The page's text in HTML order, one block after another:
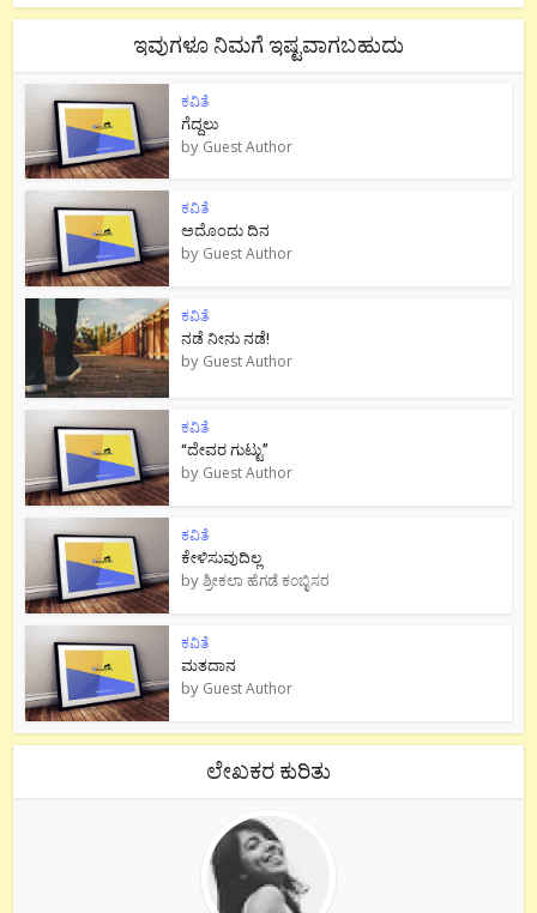
ಇವುಗಳೂ ನಿಮಗೆ ಇಷ್ಟವಾಗಬಹುದು
ಕವಿತೆ
ಗೆದ್ದಲು
by Guest Author
ಕವಿತೆ
ಅದೊಂದು ದಿನ
by Guest Author
ಕವಿತೆ
ನಡೆ ನೀನು‌ ನಡೆ!
by Guest Author
ಕವಿತೆ
“ದೇವರ ಗುಟ್ಟು”
by Guest Author
ಕವಿತೆ
ಕೇಳಿಸುವುದಿಲ್ಲ
byಶ್ರೀಕಲಾ ಹೆಗಡೆ ಕಂಬ್ಳಿಸರ
ಕವಿತೆ
ಮತದಾನ
by Guest Author
ಲೇಖಕರ ಕುರಿತು